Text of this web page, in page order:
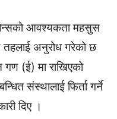
आवश्यकता महसुस
तहलाई अनुरोध गरेको छ
गण (ई) मा राखिएको
संस्थालाई फिर्ता गर्ने
दिए ।